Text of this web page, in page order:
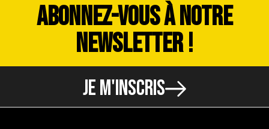
ABONNEZ-VOUS À NOTRE
NEWSLETTER !
JE M'INSCRIS